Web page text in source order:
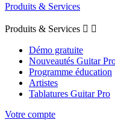
Produits & Services
Produits & Services  
Démo gratuite
Nouveautés Guitar
Programme éducation
Artistes
Tablatures Guitar Pro
Votre compte